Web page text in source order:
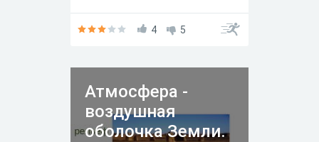
4 5
Атмосфера -
воздушная
оболочка Земли.